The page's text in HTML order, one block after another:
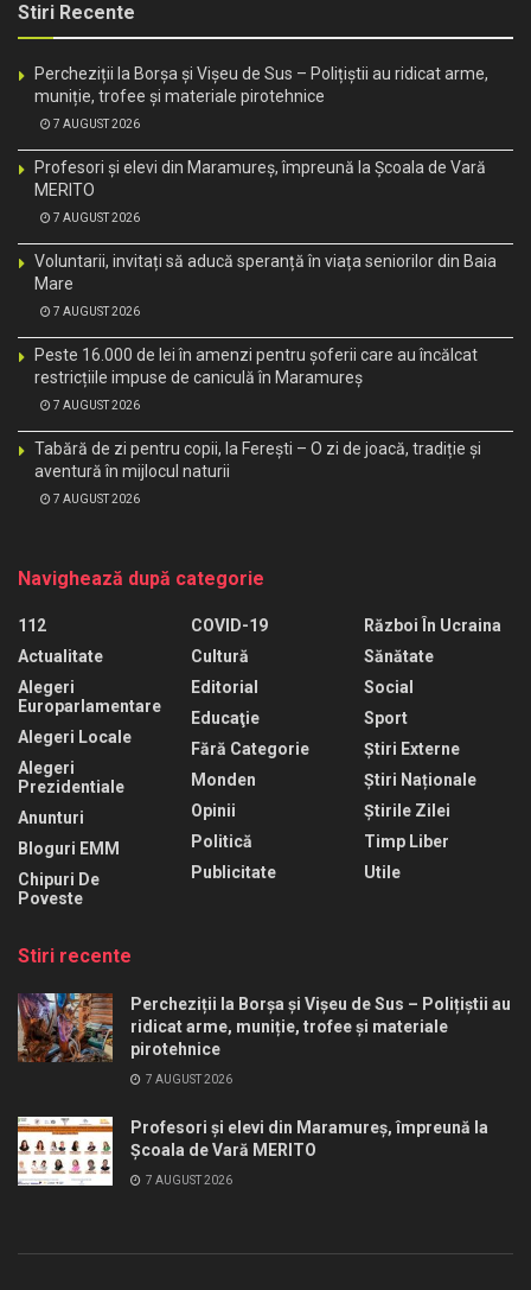
Stiri Recente
Percheziții la Borșa și Vișeu de Sus – Polițiștii au ridicat arme,
muniție, trofee și materiale pirotehnice
7 AUGUST 2026
Profesori și elevi din Maramureș, împreună la Școala de Vară
MERITO
7 AUGUST 2026
Voluntarii, invitați să aducă speranță în viața seniorilor din Baia
Mare
7 AUGUST 2026
Peste 16.000 de lei în amenzi pentru șoferii care au încălcat
restricțiile impuse de caniculă în Maramureș
7 AUGUST 2026
Tabără de zi pentru copii, la Ferești – O zi de joacă, tradiție și
aventură în mijlocul naturii
7 AUGUST 2026
Navighează după categorie
112
Actualitate
Alegeri
Europarlamentare
Alegeri Locale
Alegeri
Prezidentiale
Anunturi
Bloguri EMM
Chipuri De
Poveste
COVID-19
Cultură
Editorial
Educaţie
Fără Categorie
Monden
Opinii
Politică
Publicitate
Război În Ucraina
Sănătate
Social
Sport
Știri Externe
Știri Naționale
Știrile Zilei
Timp Liber
Utile
Stiri recente
Percheziții la Borșa și Vișeu de Sus – Polițiștii au
ridicat arme, muniție, trofee și materiale
pirotehnice
7 AUGUST 2026
Profesori și elevi din Maramureș, împreună la
Școala de Vară MERITO
7 AUGUST 2026